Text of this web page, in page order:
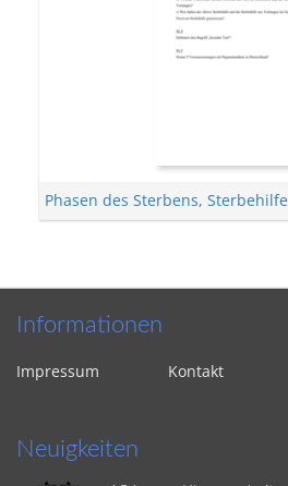
Phasen des Sterbens, Sterbehilfe
Informationen
Impressum Kontakt
Neuigkeiten